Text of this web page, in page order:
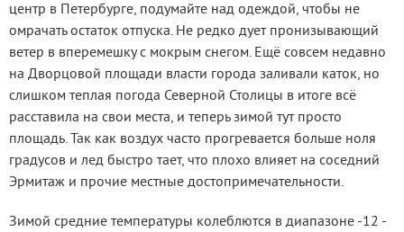
центр в Петербурге, подумайте над одеждой, чтобы не
омрачать остаток отпуска. Не редко дует пронизывающий
ветер в вперемешку с мокрым снегом. Ещё совсем недавно
на Дворцовой площади власти города заливали каток, но
слишком теплая погода Северной Столицы в итоге всё
расставила на свои места, и теперь зимой тут просто
площадь. Так как воздух часто прогревается больше ноля
градусов и лед быстро тает, что плохо влияет на соседний
Эрмитаж и прочие местные достопримечательности.
Зимой средние температуры колеблются в диапазоне -12 -